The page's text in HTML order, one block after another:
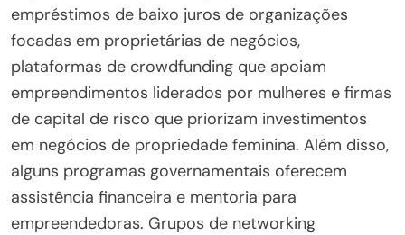
empréstimos de baixo juros de organizações
focadas em proprietárias de negócios,
plataformas de crowdfunding que apoiam
empreendimentos liderados por mulheres e firmas
de capital de risco que priorizam investimentos
em negócios de propriedade feminina. Além disso,
alguns programas governamentais oferecem
assistência financeira e mentoria para
empreendedoras. Grupos de networking